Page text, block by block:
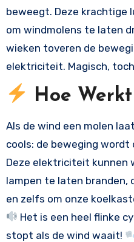
beweegt. Deze
om windmolens te laten
wieken toveren de
elektriciteit. Magisch,
Hoe
Als de wind een molen
cools: de beweging
Deze elektriciteit kunnen
lampen te laten branden,
en zelfs om onze
Het is een heel flinke
stopt als de wind waait!